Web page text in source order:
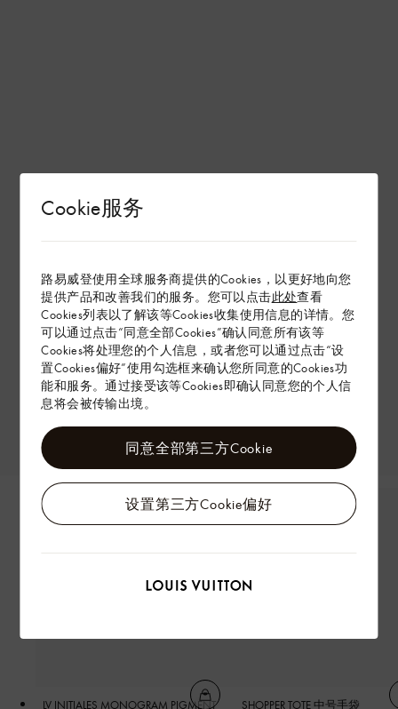
Cookie服务
路易威登使用全球服务商提供的Cookies，以更好地向您
提供产品和改善我们的服务。您可以点击此处查看
Cookies列表以了解该等Cookies收集使用信息的详情。您
可以通过点击“同意全部Cookies”确认同意所有该等
Cookies将处理您的个人信息，或者您可以通过点击“设
置Cookies偏好”使用勾选框来确认您所同意的Cookies功
能和服务。通过接受该等Cookies即确认同意您的个人信
息将会被传输出境。
设置第三方Cookie偏好
同意全部第三方Cookie
LV INITIALES MONOGRAM PIGMENT SHOPPER TOTE 中号手袋